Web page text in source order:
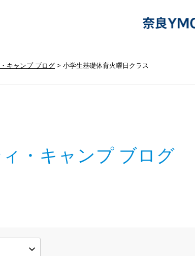
キャンプ ブログ 小学生基礎体育火曜日クラス
・キャンプ ブログ